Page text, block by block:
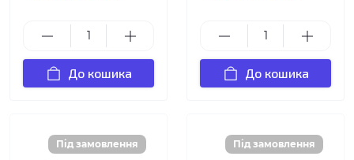
До кошика До кошика